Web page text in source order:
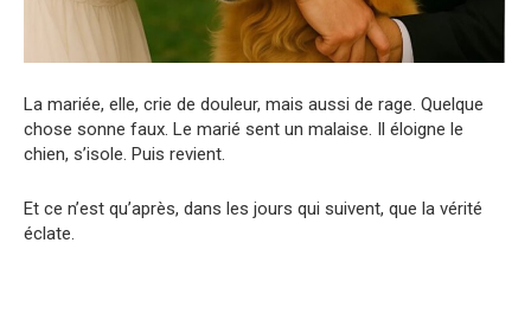
La mariée, elle, crie de douleur, mais aussi de rage. Quelque
chose sonne faux. Le marié sent un malaise. Il éloigne le
chien, s’isole. Puis revient.
Et ce n’est qu’après, dans les jours qui suivent, que la vérité
éclate.